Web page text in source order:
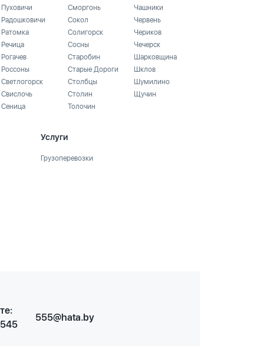
Пуховичи
Радошковичи
Ратомка
Речица
Рогачев
Россоны
Светлогорск
Свислочь
Сеница
Сморгонь
Сокол
Солигорск
Сосны
Старобин
Старые Дороги
Столбцы
Столин
Толочин
Чашники
Червень
Чериков
Чечерск
Шарковщина
Шклов
Шумилино
Щучин
Услуги
Грузоперевозки
555@hata.by